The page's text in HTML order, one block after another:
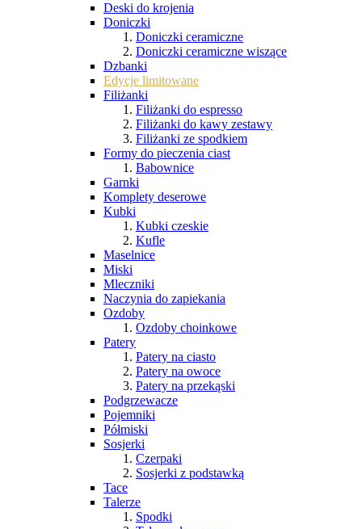
Deski do krojenia
Doniczki
Doniczki ceramiczne
Doniczki ceramiczne wiszące
Dzbanki
Edycje limitowane
Filiżanki
Filiżanki do espresso
Filiżanki do kawy zestawy
Filiżanki ze spodkiem
Formy do pieczenia ciast
Babownice
Garnki
Komplety deserowe
Kubki
Kubki czeskie
Kufle
Maselnice
Miski
Mleczniki
Naczynia do zapiekania
Ozdoby
Ozdoby choinkowe
Patery
Patery na ciasto
Patery na owoce
Patery na przekąski
Podgrzewacze
Pojemniki
Półmiski
Sosjerki
Czerpaki
Sosjerki z podstawką
Tace
Talerze
Spodki